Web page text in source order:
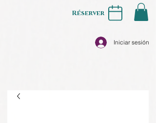
Iniciar sesión
Réserver